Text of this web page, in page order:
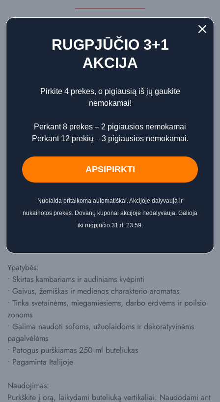
Atsiliepimai
Manisante Java Vetiver kambario purškiklis padeda greitai
Aromatas prasideda gyvybinga greipfrutų gaiva, kurią
sušvelnina šviesios nerolio natos. Pelargonijos suteikia žalią,
sukuria gilų, apgaubiantį pagrindą.
Kvapo natos:
• Greipfrutai
• Nerolis
Ypatybės:
• Skirtas kambariams ir audiniams kvėpinti
• Gaivus, žemiškas ir medienos charakterio aromatas
• Tinka svetainėms, miegamiesiems, darbo erdvėms ir poilsio
zonoms
• Galima naudoti sofoms, užuolaidoms ir dekoratyvinėms
pagalvėlėms
• Patogus purškiamas 250 ml buteliukas
• Pagaminta Italijoje
Naudojimas:
Purkškite į orą, laikydami buteliuką vertikaliai. Naudodami ant
RUGPJŪČIO 3+1
AKCIJA
Pirkite 4 prekes, o pigiausią iš jų gaukite
nemokamai!
Perkant 8 prekes – 2 pigiausios nemokamai
Perkant 12 prekių – 3 pigiausios nemokamai.
APSIPIRKTI
Nuolaida pritaikoma automatiškai. Akcijoje dalyvauja ir
nukainotos prekės. Dovanų kuponai akcijoje nedalyvauja. Galioja
iki rugpjūčio 31 d. 23:59.